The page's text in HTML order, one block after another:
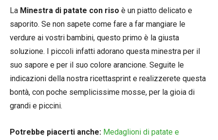
La Minestra di patate con riso è un piatto delicato e
saporito. Se non sapete come fare a far mangiare le
verdure ai vostri bambini, questo primo è la giusta
soluzione. I piccoli infatti adorano questa minestra per il
suo sapore e per il suo colore arancione. Seguite le
indicazioni della nostra ricettasprint e realizzerete questa
bontà, con poche semplicissime mosse, per la gioia di
grandi e piccini.
Potrebbe piacerti anche: Medaglioni di patate e